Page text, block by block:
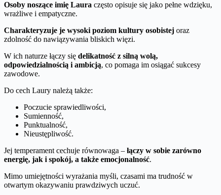
Osoby noszące imię Laura często opisuje się jako pełne wdzięku,
wrażliwe i empatyczne.
Charakteryzuje je wysoki poziom kultury osobistej oraz
zdolność do nawiązywania bliskich więzi.
W ich naturze łączy się delikatność z silną wolą,
odpowiedzialnością i ambicją, co pomaga im osiągać sukcesy
zawodowe.
Do cech Laury należą także:
Poczucie sprawiedliwości,
Sumienność,
Punktualność,
Nieustępliwość.
Jej temperament cechuje równowaga – łączy w sobie zarówno
energię, jak i spokój, a także emocjonalność.
Mimo umiejętności wyrażania myśli, czasami ma trudność w
otwartym okazywaniu prawdziwych uczuć.